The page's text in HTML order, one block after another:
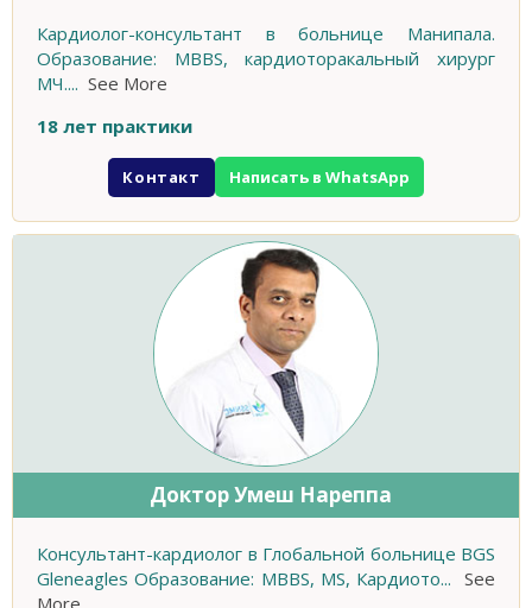
Кардиолог-консультант в больнице Манипала.
Образование: MBBS, кардиоторакальный хирург
МЧ.... See More
18 лет практики
Контакт Написать в WhatsApp
Доктор Умеш Нареппа
Консультант-кардиолог в Глобальной больнице BGS
Gleneagles Образование: MBBS, MS, Кардиото...
See